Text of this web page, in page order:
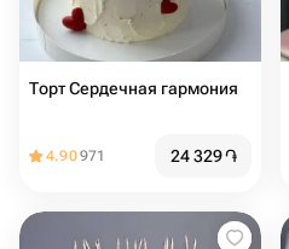
Торт Сердечная гармония
4.90971 24 329֏